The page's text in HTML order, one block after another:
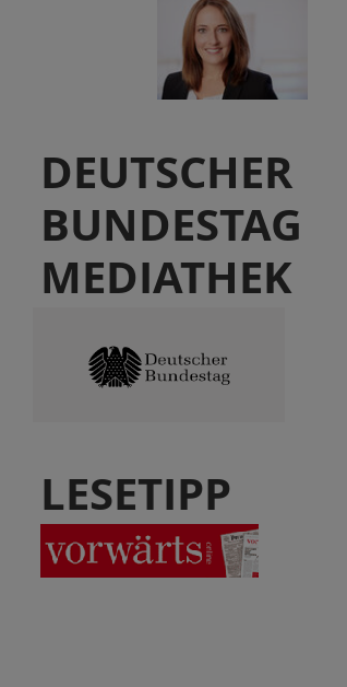
DEUTSCHER
BUNDESTAG
MEDIATHEK
LESETIPP